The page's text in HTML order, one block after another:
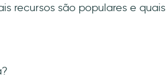
recursos são populares e quais